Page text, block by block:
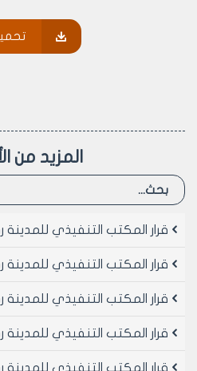
1- لذا يرجى الإحالة الى المكتب
ماده - ينشر هذا القرار في لوحة
ويبلغ من يلزم لتنفيذه اصولاً.
رئيس المكتب
حلب
المزيد من
قرار المكتب التنفيذي للمدينة رقم 100 لعام
قرار المكتب التنفيذي للمدينة رقم 12 لعام
قرار المكتب التنفيذي للمدينة رقم 134 لعام
قرار المكتب التنفيذي للمدينة رقم 14 لعام
قرار المكتب التنفيذي للمدينة رقم 158 لعام